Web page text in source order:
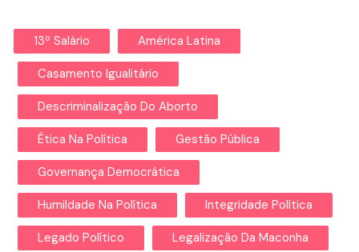
13º Salário América Latina
Casamento Igualitário
Descriminalização Do Aborto
Ética Na Política Gestão Pública
Governança Democrática
Humildade Na Política Integridade Política
Legado Político Legalização Da Maconha